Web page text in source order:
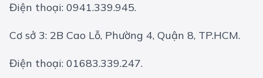
Điện thoại: 0941.339.945.
Cơ sở 3: 2B Cao Lỗ, Phường 4, Quận 8, TP.HCM.
Điện thoại: 01683.339.247.